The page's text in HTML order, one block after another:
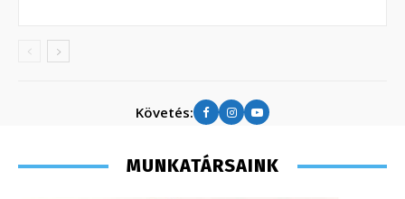
Követés:
MUNKATÁRSAINK